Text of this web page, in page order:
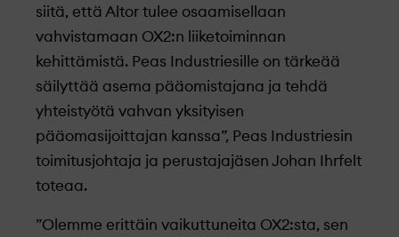
siitä, että Altor tulee osaamisellaan
vahvistamaan OX2:n liiketoiminnan
kehittämistä. Peas Industriesille on tärkeää
säilyttää asema pääomistajana ja tehdä
yhteistyötä vahvan yksityisen
pääomasijoittajan kanssa”, Peas Industriesin
toimitusjohtaja ja perustajajäsen Johan Ihrfelt
toteaa.
”Olemme erittäin vaikuttuneita OX2:sta, sen